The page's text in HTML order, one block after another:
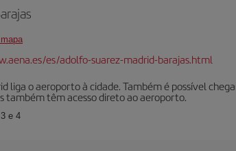
es/adolfo-suarez-madrid-barajas.html
liga o aeroporto à cidade. Também é possível
também têm acesso direto ao aeroporto.
e 4